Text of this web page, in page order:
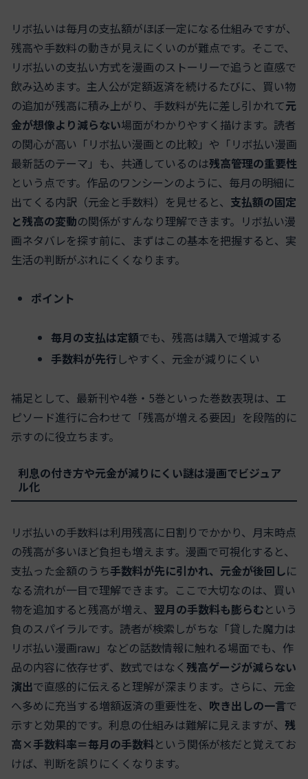
リボ払いは毎月の支払額がほぼ一定になる仕組みですが、
残高や手数料の動きが見えにくいのが難点です。そこで、
リボ払いの支払い方式を漫画のストーリーで追うと直感で
飲み込めます。主人公が定額返済を続けるたびに、買い物
の追加が残高に積み上がり、手数料が先に差し引かれて元
金が想像より減らない場面がわかりやすく描けます。読者
の関心が高い「リボ払い漫画との比較」や「リボ払い漫画
最新話のテーマ」も、共通しているのは残高管理の重要性
という点です。作品のワンシーンのように、毎月の明細に
出てくる内訳（元金と手数料）を見せると、 支払額の固定
と残高の変動の関係がすんなり理解できます。リボ払い漫
画ネタバレを探す前に、まずはこの基本を把握すると、実
生活の判断がぶれにくくなります。
ポイント
毎月の支払は定額でも、残高は購入で増減する
手数料が先行 しやすく、元金が減りにくい
補足として、最新刊や4巻・5巻といった巻数表現は、エ
ピソード進行に合わせて「残高が増える要因」を段階的に
示すのに役立ちます。
利息の付き方や元金が減りにくい謎は漫画でビジュア
ル化
リボ払いの手数料は利用残高に日割りでかかり、月末時点
の残高が多いほど負担も増えます。漫画で可視化すると、
支払った金額のうち手数料が先に引かれ、元金が後回しに
なる流れが一目で理解できます。ここで大切なのは、買い
物を追加すると残高が増え、 翌月の手数料も膨らむという
負のスパイラルです。読者が検索しがちな「貸した魔力は
リボ払い漫画raw」などの話数情報に触れる場面でも、作
品の内容に依存せず、数式ではなく 残高ゲージが減らない
演出で直感的に伝えると理解が深まります。さらに、元金
へ多めに充当する増額返済の重要性を、 吹き出しの一言で
示すと効果的です。利息の仕組みは難解に見えますが、 残
高×手数料率＝毎月の手数料という関係が核だと覚えてお
けば、判断を誤りにくくなります。